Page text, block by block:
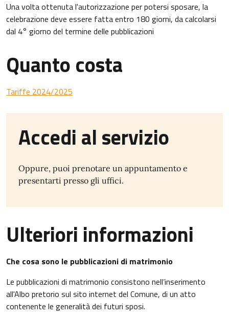
Una volta ottenuta l'autorizzazione per potersi sposare, la
celebrazione deve essere fatta entro 180 giorni, da calcolarsi
dal 4° giorno del termine delle pubblicazioni
Quanto costa
Tariffe 2024/2025
Accedi al servizio
Oppure, puoi prenotare un appuntamento e
presentarti presso gli uffici.
Ulteriori informazioni
Che cosa sono le pubblicazioni di matrimonio
Le pubblicazioni di matrimonio consistono nell’inserimento
all'Albo pretorio sul sito internet del Comune, di un atto
contenente le generalità dei futuri sposi.